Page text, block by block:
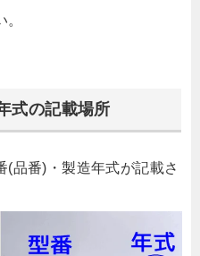
式の記載場所
(品番)・製造年式が記載さ